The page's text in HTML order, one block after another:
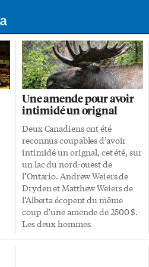
Une amende pour avoir
intimidé un orignal
Deux Canadiens ont été
reconnus coupables d’avoir
intimidé un orignal, cet été, sur
un lac du nord-ouest de
l’Ontario. Andrew Weiers de
Dryden et Matthew Weiers de
l’Alberta écopent du même
coup d’une amende de 2500 $.
Les deux hommes